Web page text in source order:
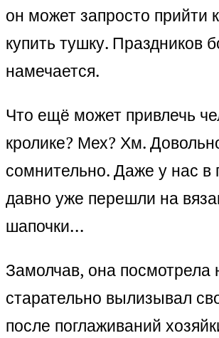
он может запросто прийти
купить тушку. Праздников
намечается.
Что ещё может привлечь
кролике? Мех? Хм.
сомнительно. Даже у нас в
давно уже перешли на
шапочки…
Замолчав, она посмотрела
старательно вылизывал
после поглаживаний